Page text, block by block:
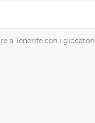
a Tenerife con i giocatori